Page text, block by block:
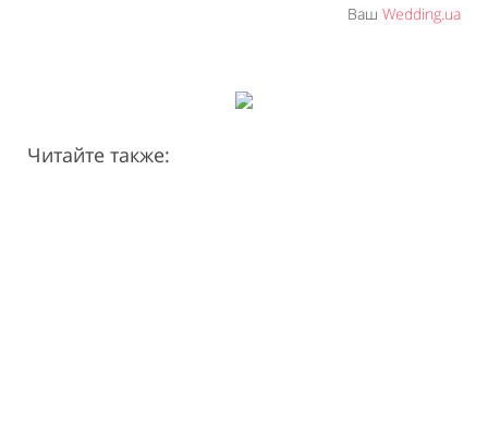
Ваш Wedding.ua
Читайте также: